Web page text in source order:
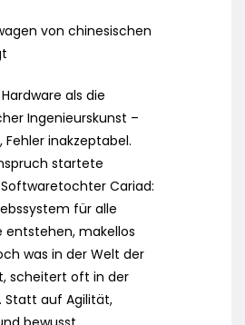
von chinesischen
als die
Ingenieurskunst –
inakzeptabel.
startete
Cariad:
für alle
entstehen, makellos
was in der Welt der
scheitert oft in der
Statt auf Agilität,